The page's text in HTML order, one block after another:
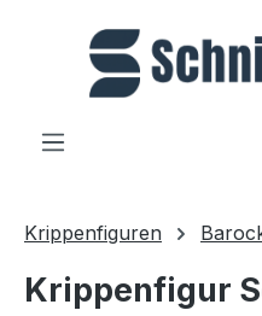
Zum Hauptinhalt springen
Krippenfiguren
Krippenfigur